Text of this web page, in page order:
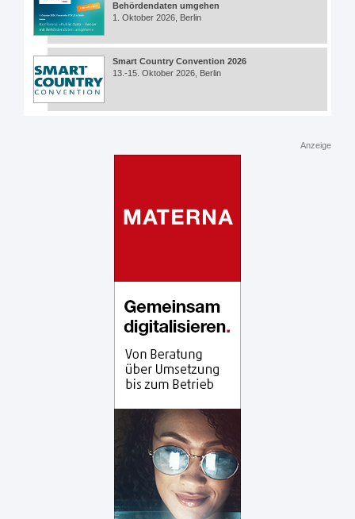
Behördendaten umgehen
1. Oktober 2026, Berlin
Smart Country Convention 2026
13.-15. Oktober 2026, Berlin
Anzeige